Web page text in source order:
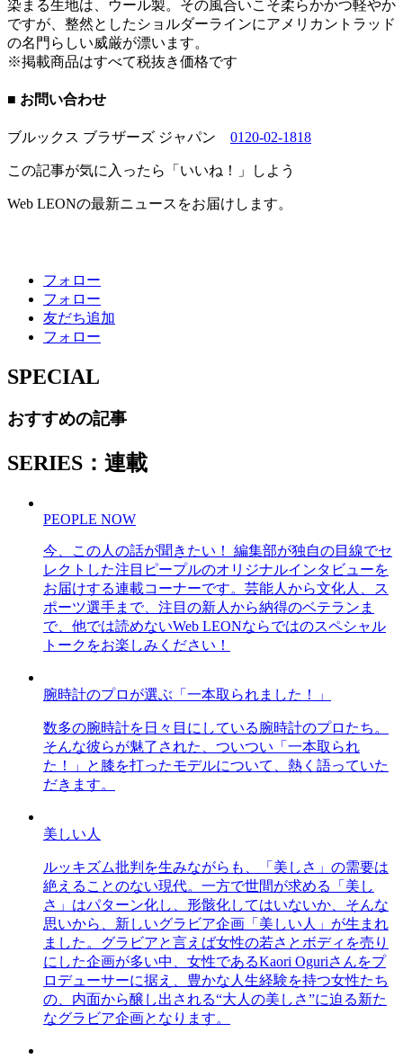
染まる生地は、ウール製。その風合いこそ柔らかかつ軽やか
ですが、整然としたショルダーラインにアメリカントラッド
の名門らしい威厳が漂います。
※掲載商品はすべて税抜き価格です
■ お問い合わせ
ブルックス ブラザーズ ジャパン 0120-02-1818
この記事が気に入ったら「いいね！」しよう
Web LEONの最新ニュースをお届けします。
フォロー
フォロー
友だち追加
フォロー
SPECIAL
おすすめの記事
SERIES：連載
PEOPLE NOW
今、この人の話が聞きたい！ 編集部が独自の目線でセ
レクトした注目ピープルのオリジナルインタビューを
お届けする連載コーナーです。芸能人から文化人、ス
ポーツ選手まで、注目の新人から納得のベテランま
で、他では読めないWeb LEONならではのスペシャル
トークをお楽しみください！
腕時計のプロが選ぶ「一本取られました！」
数多の腕時計を日々目にしている腕時計のプロたち。
そんな彼らが魅了された、ついつい「一本取られ
た！」と膝を打ったモデルについて、熱く語っていた
だきます。
美しい人
ルッキズム批判を生みながらも、「美しさ」の需要は
絶えることのない現代。一方で世間が求める「美し
さ」はパターン化し、形骸化してはいないか、そんな
思いから、新しいグラビア企画「美しい人」が生まれ
ました。グラビアと言えば女性の若さとボディを売り
にした企画が多い中、女性であるKaori Oguriさんをプ
ロデューサーに据え、豊かな人生経験を持つ女性たち
の、内面から醸し出される“大人の美しさ”に迫る新た
なグラビア企画となります。